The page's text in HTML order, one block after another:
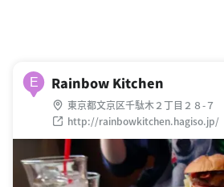
E Rainbow Kitchen
東京都文京区千駄木２丁目２８-７
http://rainbowkitchen.hagiso.jp/